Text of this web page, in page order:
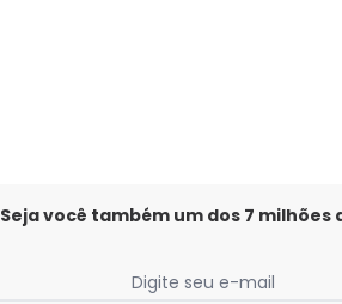
Seja você também um dos 7
Digite seu e-mail